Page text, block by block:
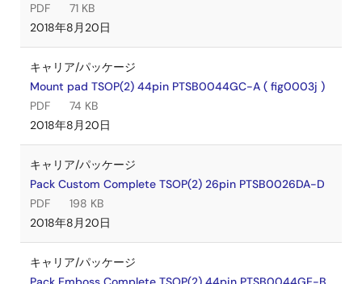
PDF
71 KB
2018年8月20日
キャリア/パッケージ
Mount pad TSOP(2) 44pin PTSB0044GC-A ( fig0003j )
PDF
74 KB
2018年8月20日
キャリア/パッケージ
Pack Custom Complete TSOP(2) 26pin PTSB0026DA-D
PDF
198 KB
2018年8月20日
キャリア/パッケージ